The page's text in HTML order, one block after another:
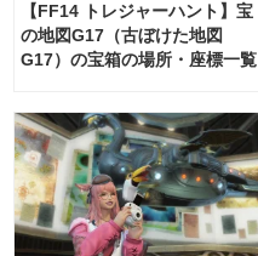
【FF14 トレジャーハント】宝
の地図G17（古ぼけた地図
G17）の宝箱の場所・座標一覧